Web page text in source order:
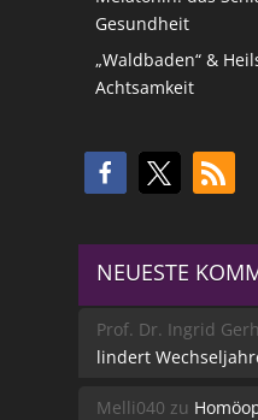
Gesundheit
„Waldbaden“ &
Achtsamkeit
NEUESTE
Prof. Dr. Ingrid
lindert
Melli040 zu